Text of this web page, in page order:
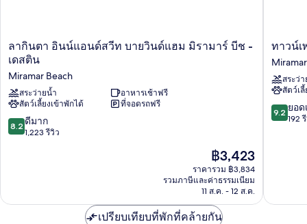
Sleeper
Sofa)
ลา
กิน
อินน์
แอนด์
สวีท
บาย
วิน
บีช
ลากินตา อินน์แอนด์สวีท บายวินด์แฮม มิรามาร์ บีช -
เดสติน
Miramar Beach
สระว่ายน้ำ
อาหารเช้าฟรี
สัตว์เลี้ยงเข้าพักได้
ที่จอดรถฟรี
8.2
จาก
8.2 ดีมาก
1,223 รีวิว
ราคา
ปัจจุบัน
คือ
฿3,423
฿3,423
ราคารวม ฿3,834
รวมภาษีและค่าธรรมเนียม
11 ส.ค. - 12 ส.ค.
ทาวน์
เพลส
สวี
ทส์
บาย
แมริ
ออท
Miramar
ทาวน์เ
สระว่
สัตว์เ
9.2
จาก
9.2 ยอด
192
เปรียบเทียบที่พักที่คล้ายกัน